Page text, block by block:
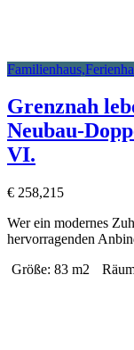
Grenznah
Neubau-
VI.
€ 258,215
Wer ein modernes
hervorragenden
Größe: 83 m2